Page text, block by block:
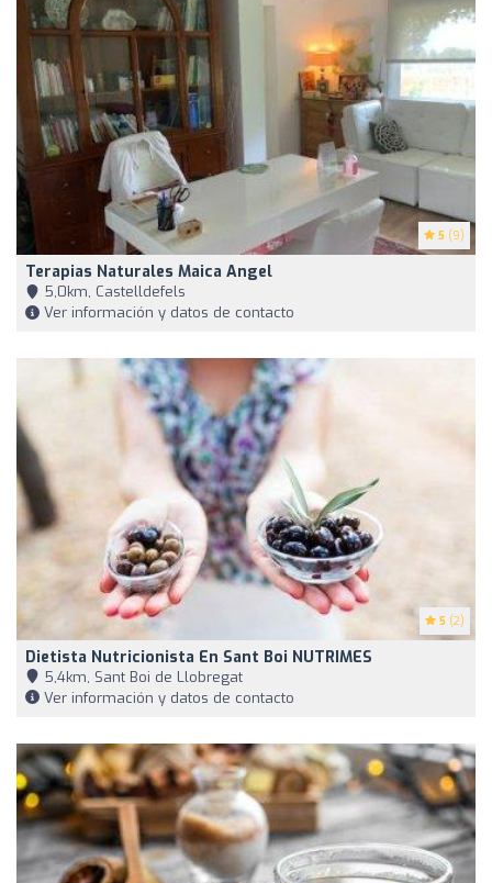
5 (9)
Terapias Naturales Maica Angel
5,0km, Castelldefels
Ver información y datos de contacto
5 (2)
Dietista Nutricionista En Sant Boi NUTRIMES
5,4km, Sant Boi de Llobregat
Ver información y datos de contacto